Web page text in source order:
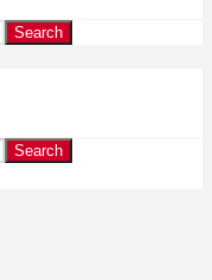
Search
Search